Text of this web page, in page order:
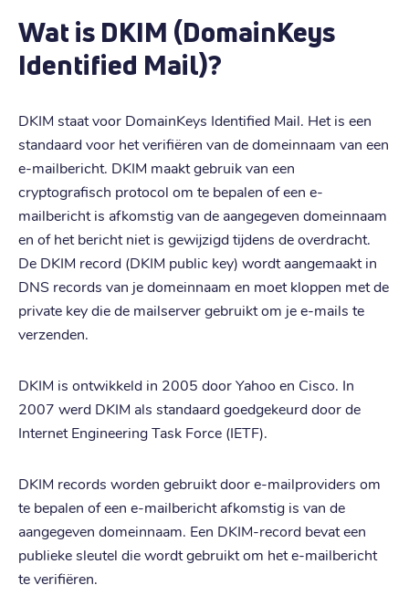
Wat is DKIM (DomainKeys
Identified Mail)?
DKIM staat voor DomainKeys Identified Mail. Het is een
standaard voor het verifiëren van de domeinnaam van een
e-mailbericht. DKIM maakt gebruik van een
cryptografisch protocol om te bepalen of een e-
mailbericht is afkomstig van de aangegeven domeinnaam
en of het bericht niet is gewijzigd tijdens de overdracht.
De DKIM record (DKIM public key) wordt aangemaakt in
DNS records van je domeinnaam en moet kloppen met de
private key die de mailserver gebruikt om je e-mails te
verzenden.
DKIM is ontwikkeld in 2005 door Yahoo en Cisco. In
2007 werd DKIM als standaard goedgekeurd door de
Internet Engineering Task Force (IETF).
DKIM records worden gebruikt door e-mailproviders om
te bepalen of een e-mailbericht afkomstig is van de
aangegeven domeinnaam. Een DKIM-record bevat een
publieke sleutel die wordt gebruikt om het e-mailbericht
te verifiëren.